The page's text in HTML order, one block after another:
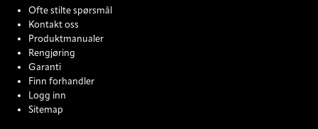
Ofte stilte spørsmål
Kontakt oss
Produktmanualer
Rengjøring
Garanti
Finn forhandler
Logg inn
Sitemap